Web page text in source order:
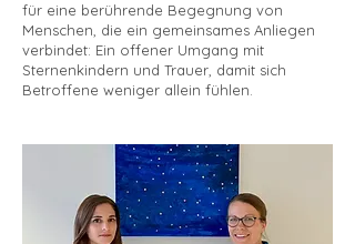
für eine berührende Begegnung von
Menschen, die ein gemeinsames Anliegen
verbindet: Ein offener Umgang mit
Sternenkindern und Trauer, damit sich
Betroffene weniger allein fühlen.